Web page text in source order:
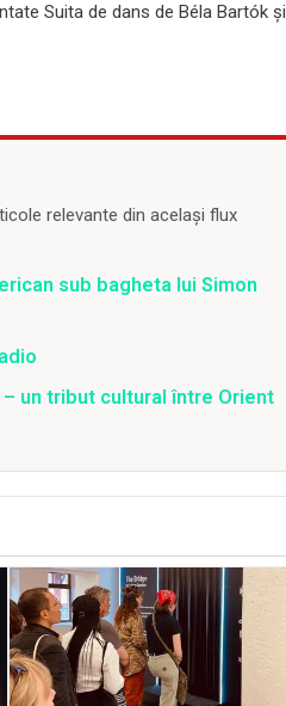
Suita de dans de Béla Bartók și
relevante din același flux
sub bagheta lui Simon
– un tribut cultural între Orient